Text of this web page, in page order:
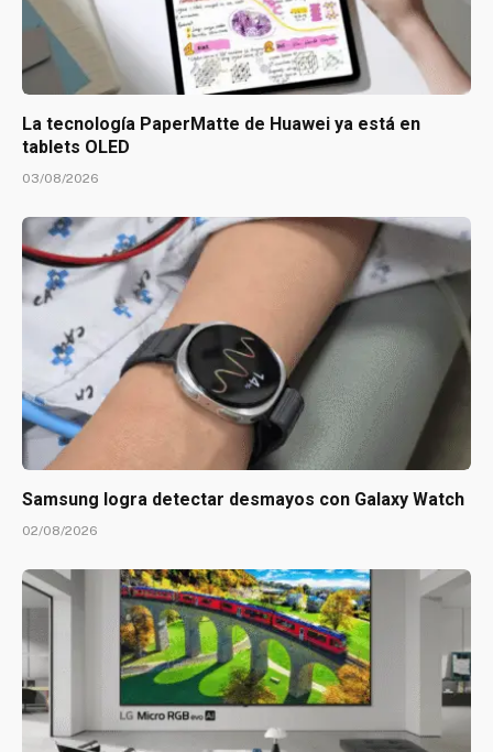
La tecnología PaperMatte de Huawei ya está en
tablets OLED
03/08/2026
Samsung logra detectar desmayos con Galaxy Watch
02/08/2026